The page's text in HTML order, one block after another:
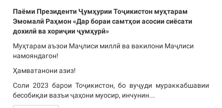
Паёми Президенти Ҷумҳурии Тоҷикистон муҳтарам
Эмомалӣ Раҳмон «Дар бораи самтҳои асосии сиёсати
дохилӣ ва хориҷии ҷумҳурӣ»
Муҳтарам аъзои Маҷлиси миллӣ ва вакилони Маҷлиси
намояндагон!
Ҳамватанони азиз!
Соли 2023 барои Тоҷикистон, бо вуҷуди мураккабшавии
бесобиқаи вазъи ҷаҳони муосир, инчунин...